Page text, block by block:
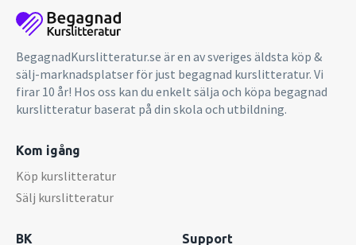
BegagnadKurslitteratur.se är en av sveriges äldsta köp &
sälj-marknadsplatser för just begagnad kurslitteratur. Vi
firar 10 år! Hos oss kan du enkelt sälja och köpa begagnad
kurslitteratur baserat på din skola och utbildning.
Kom igång
Köp kurslitteratur
Sälj kurslitteratur
BK Support